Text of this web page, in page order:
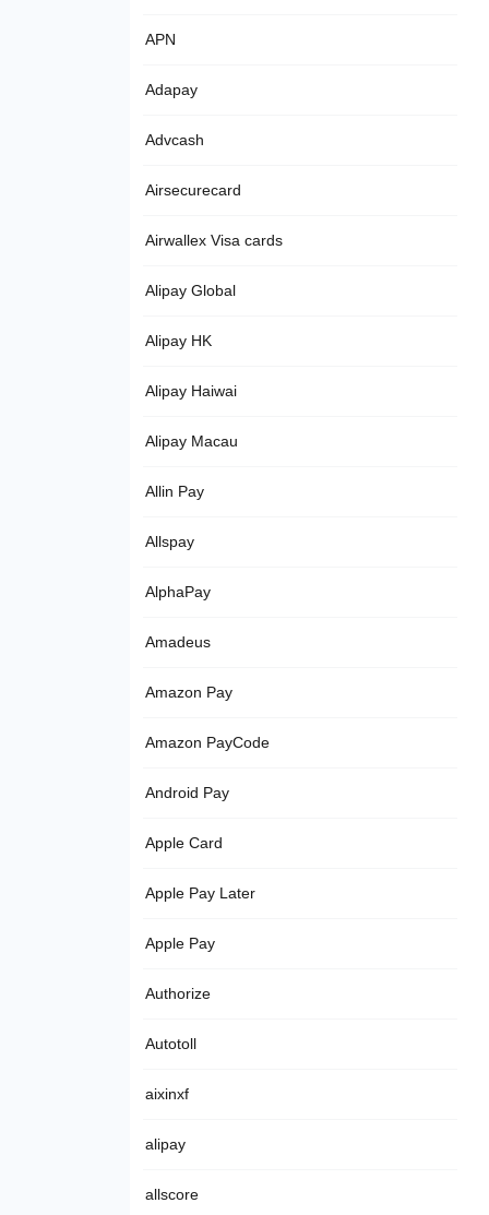
APN
Adapay
Advcash
Airsecurecard
Airwallex Visa cards
Alipay Global
Alipay HK
Alipay Haiwai
Alipay Macau
Allin Pay
Allspay
AlphaPay
Amadeus
Amazon Pay
Amazon PayCode
Android Pay
Apple Card
Apple Pay Later
Apple Pay
Authorize
Autotoll
aixinxf
alipay
allscore